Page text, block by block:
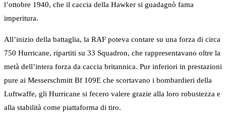
l’ottobre 1940, che il caccia della Hawker si guadagnò fama
imperitura.
All’inizio della battaglia, la RAF poteva contare su una forza di circa
750 Hurricane, ripartiti su 33 Squadron, che rappresentavano oltre la
metà dell’intera forza da caccia britannica. Pur inferiori in prestazioni
pure ai Messerschmitt Bf 109E che scortavano i bombardieri della
Luftwaffe, gli Hurricane si fecero valere grazie alla loro robustezza e
alla stabilità come piattaforma di tiro.